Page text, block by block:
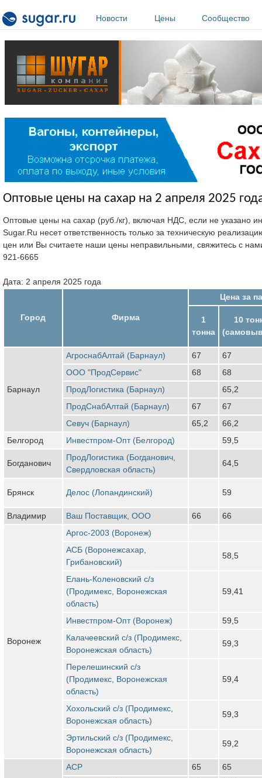
Новости
Цены Сообщество
Оптовые цены на сахар на 2 апреля 2025
Оптовые цены на сахар (руб./кг), включая НДС, если не указано
Sugar.Ru несет ответственность только за техническую
цен или Вы считаете наши цены неправильными, свяжитесь с
921-6665
Дата: 2 апреля 2025 года
Город Фирма
Цена за
1
тонна
10
Барнаул
АгроснабАлтай (Барнаул) 67
67
ООО "ПродСервис"
68
68
ПродЛогистика (Барнаул)
65,2
ПродСнабАлтай (Барнаул)
67
67
Севуч (Барнаул)
65,2
66,2
Белгород
Инвестпром-Опт (Белгород) 59,5
Богданович
ПродЛогистика (Богданович,
Свердловская область)
64,5
Брянск Делос (Лопандинский) 59
Владимир Ваш Поставщик, ООО 66 66
Воронеж
Аргос-2003 (Воронеж)
АСБ (Воронежсахар,
Грибановский)
58,5
Елань-Коленовский с/з
(Продимекс, Воронежская
область)
59,41
Инвестпром-Опт (Воронеж)
59,5
Калачеевский с/з (Продимекс,
Воронежская область)
59,3
Перелешинский с/з
(Продимекс, Воронежская
область)
59,4
Хохольский с/з (Продимекс,
Воронежская область)
59,3
Эртильский с/з (Продимекс,
Воронежская область)
59,2
АСР 65
65